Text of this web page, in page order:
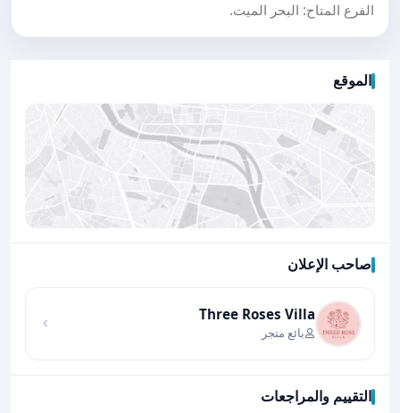
الفرع المتاح: البحر الميت.
الموقع
صاحب الإعلان
Three Roses Villa
بائع متجر
التقييم والمراجعات